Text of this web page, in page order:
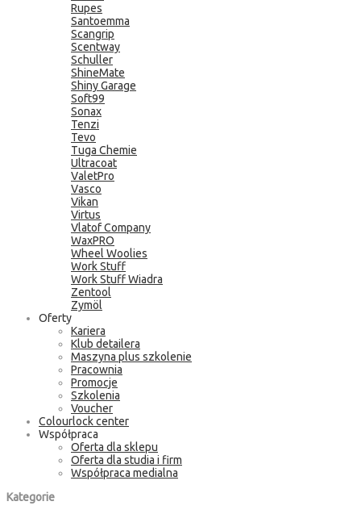
Rupes
Santoemma
Scangrip
Scentway
Schuller
ShineMate
Shiny Garage
Soft99
Sonax
Tenzi
Tevo
Tuga Chemie
Ultracoat
ValetPro
Vasco
Vikan
Virtus
Vlatof Company
WaxPRO
Wheel Woolies
Work Stuff
Work Stuff Wiadra
Zentool
Zymöl
Oferty
Kariera
Klub detailera
Maszyna plus szkolenie
Pracownia
Promocje
Szkolenia
Voucher
Colourlock center
Współpraca
Oferta dla sklepu
Oferta dla studia i firm
Współpraca medialna
Kategorie